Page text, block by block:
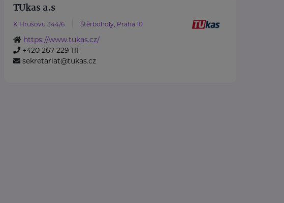
TUkas a.s
K Hrušovu 344/6 Štěrboholy, Praha 10
https://www.tukas.cz/
+420 267 229 111
sekretariat@tukas.cz